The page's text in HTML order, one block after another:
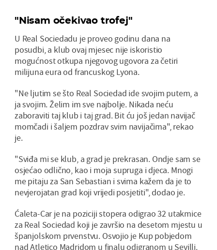
"Nisam očekivao trofej"
U Real Sociedadu je proveo godinu dana na
posudbi, a klub ovaj mjesec nije iskoristio
mogućnost otkupa njegovog ugovora za četiri
milijuna eura od francuskog Lyona.
"Ne ljutim se što Real Sociedad ide svojim putem, a
ja svojim. Želim im sve najbolje. Nikada neću
zaboraviti taj klub i taj grad. Bit ću još jedan navijač
momčadi i šaljem pozdrav svim navijačima", rekao
je.
"Sviđa mi se klub, a grad je prekrasan. Ondje sam se
osjećao odlično, kao i moja supruga i djeca. Mnogi
me pitaju za San Sebastian i svima kažem da je to
nevjerojatan grad koji vrijedi posjetiti", dodao je.
Ćaleta-Car je na poziciji stopera odigrao 32 utakmice
za Real Sociedad koji je završio na desetom mjestu u
španjolskom prvenstvu. Osvojio je Kup pobjedom
nad Atletico Madridom u finalu odigranom u Sevilli.